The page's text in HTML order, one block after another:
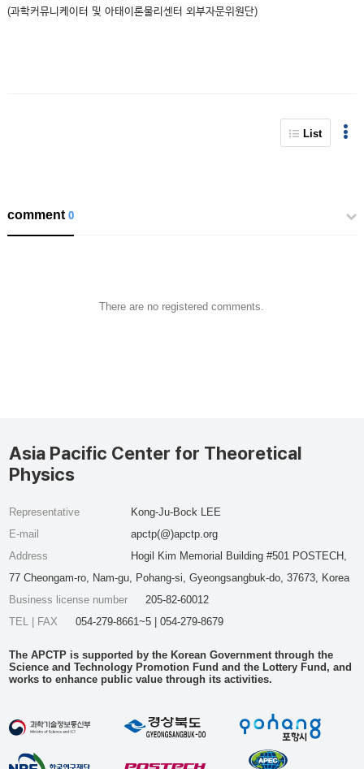
(과학커뮤니케이터 및 아태이론물리센터 외부자문위원단)
List
comment0
There are no registered comments.
Asia Pacific Center for Theoretical
Physics
Representative
Kong-Ju-Bock LEE
E-mail
apctp(@)apctp.org
Address
Hogil Kim Memorial Building #501 POSTECH,
77 Cheongam-ro, Nam-gu, Pohang-si, Gyeongsangbuk-do, 37673, Korea
Business license number
205-82-60012
TEL | FAX
054-279-8661~5 | 054-279-8679
The APCTP is supported by the Korean Government through the
Science and Technology Promotion Fund and the Lottery Fund, and
works to enhance public value through its activities.